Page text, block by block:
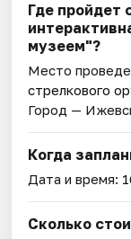
Где пройдет
музеем"?
Место
стрелкового
Город —
Когда
Дата и время:
Сколько